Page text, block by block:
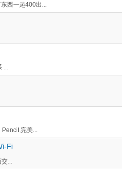
西一起400出...
完美...
Fi
...